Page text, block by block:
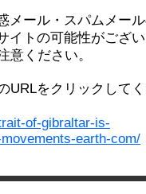
メール・スパムメー
イトの可能性がござ
意ください。
URLをクリックして
of-gibraltar-is-
earth-com/